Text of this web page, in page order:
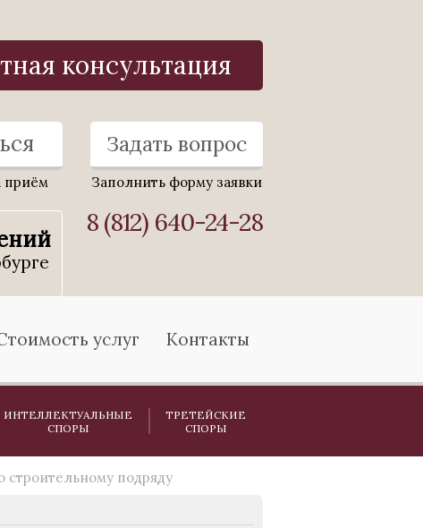
консультация
приём
Задать вопрос
Заполнить форму заявки
8 (812) 640-24-28
услуг Контакты
ИНТЕЛЛЕКТУАЛЬНЫЕ
СПОРЫ
ТРЕТЕЙСКИЕ
СПОРЫ
строительному подряду